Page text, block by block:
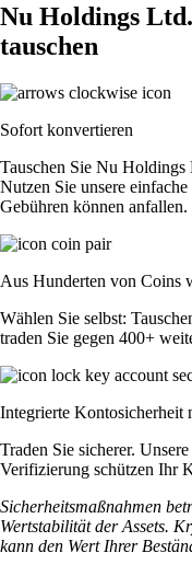
Nu Holdings
tauschen
Sofort konvertieren
Tauschen Sie Nu
Nutzen Sie unsere
Gebühren können anfallen.
Aus Hunderten von Coins
Wählen Sie selbst:
traden Sie gegen 400+
Integrierte Kontosicherheit
Traden Sie sicherer.
Verifizierung schützen Ihr
Sicherheitsmaßnahmen
Wertstabilität der Assets.
kann den Wert Ihrer